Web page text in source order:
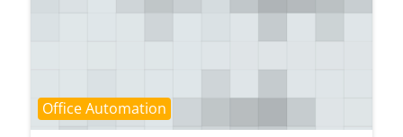
Course category
Office Automation